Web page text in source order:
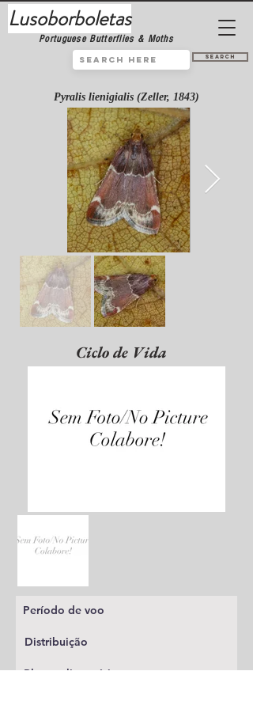
Lusoborboletas
Portuguese Butterflies & Moths
Search
Pyralis lienigialis (Zeller, 1843)
Ciclo de Vida
Período de voo
Distribuição
Planta alimentícia